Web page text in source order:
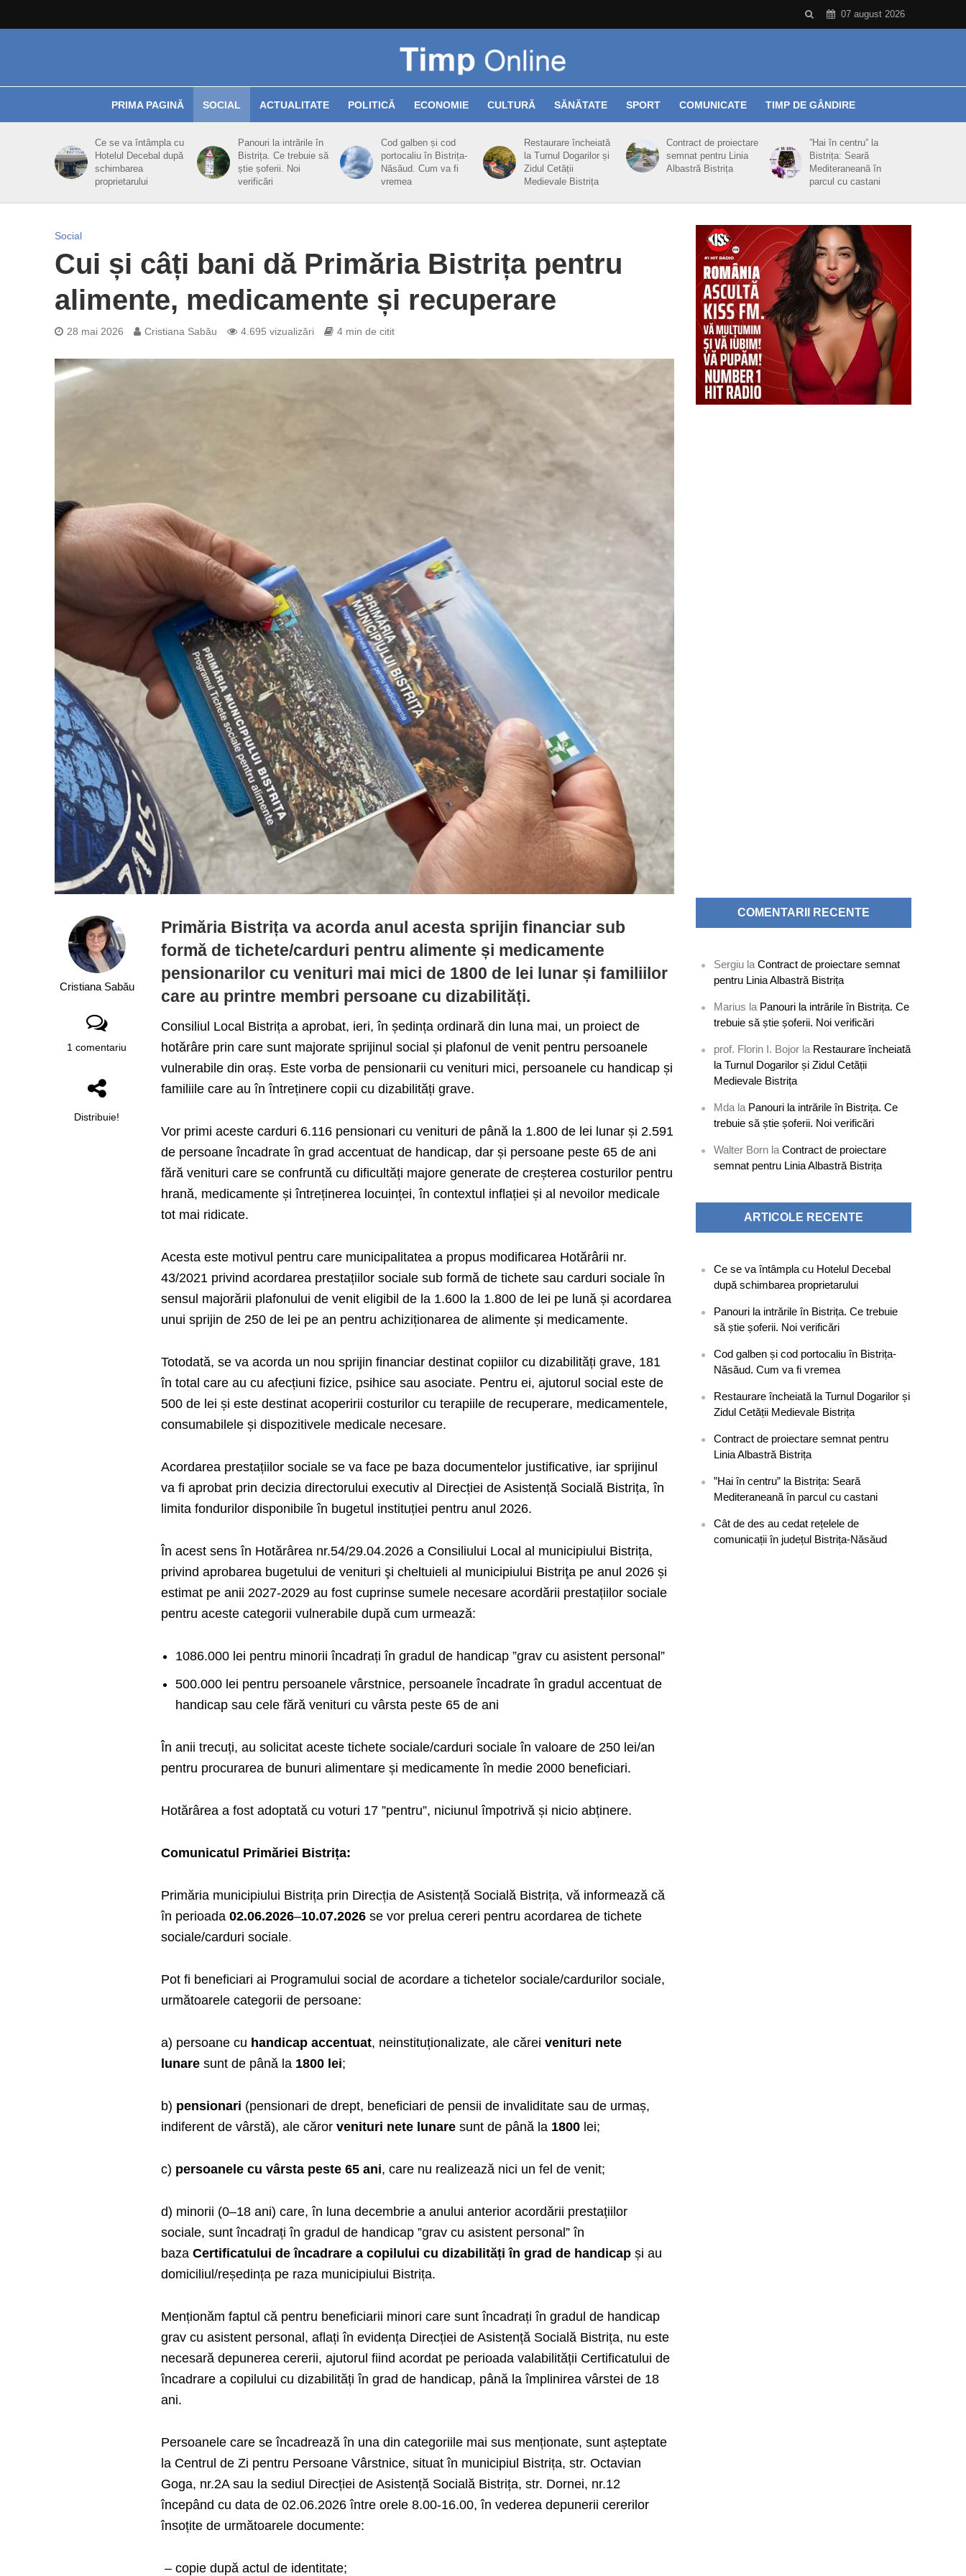
07 august 2026
PRIMA PAGINĂ SOCIAL ACTUALITATE POLITICĂ ECONOMIE CULTURĂ SĂNĂTATE SPORT COMUNICATE TIMP DE GÂNDIRE
Ce se va întâmpla cu
Hotelul Decebal după
schimbarea
proprietarului
Panouri la intrările în
Bistrița. Ce trebuie să
știe șoferii. Noi
verificări
Cod galben și cod
portocaliu în Bistrița-
Năsăud. Cum va fi
vremea
Restaurare încheiată
la Turnul Dogarilor și
Zidul Cetății
Medievale Bistrița
Contract de proiectare
semnat pentru Linia
Albastră Bistrița
”Hai în centru” la
Bistrița: Seară
Mediteraneană în
parcul cu castani
Social
Cui și câți bani dă Primăria Bistrița pentru
alimente, medicamente și recuperare
28 mai 2026 Cristiana Sabău 4.695 vizualizări 4 min de citit
Cristiana Sabău
1 comentariu
Distribuie!
Primăria Bistrița va acorda anul acesta sprijin financiar sub
formă de tichete/carduri pentru alimente și medicamente
pensionarilor cu venituri mai mici de 1800 de lei lunar și familiilor
care au printre membri persoane cu dizabilități.
Consiliul Local Bistrița a aprobat, ieri, în ședința ordinară din luna mai, un proiect de
hotărâre prin care sunt majorate sprijinul social și plafonul de venit pentru persoanele
vulnerabile din oraș. Este vorba de pensionarii cu venituri mici, persoanele cu handicap și
familiile care au în întreținere copii cu dizabilități grave.
Vor primi aceste carduri 6.116 pensionari cu venituri de până la 1.800 de lei lunar și 2.591
de persoane încadrate în grad accentuat de handicap, dar și persoane peste 65 de ani
fără venituri care se confruntă cu dificultăți majore generate de creșterea costurilor pentru
hrană, medicamente și întreținerea locuinței, în contextul inflației și al nevoilor medicale
tot mai ridicate.
Acesta este motivul pentru care municipalitatea a propus modificarea Hotărârii nr.
43/2021 privind acordarea prestațiilor sociale sub formă de tichete sau carduri sociale în
sensul majorării plafonului de venit eligibil de la 1.600 la 1.800 de lei pe lună și acordarea
unui sprijin de 250 de lei pe an pentru achiziționarea de alimente și medicamente.
Totodată, se va acorda un nou sprijin financiar destinat copiilor cu dizabilități grave, 181
în total care au cu afecțiuni fizice, psihice sau asociate. Pentru ei, ajutorul social este de
500 de lei și este destinat acoperirii costurilor cu terapiile de recuperare, medicamentele,
consumabilele și dispozitivele medicale necesare.
Acordarea prestațiilor sociale se va face pe baza documentelor justificative, iar sprijinul
va fi aprobat prin decizia directorului executiv al Direcției de Asistență Socială Bistrița, în
limita fondurilor disponibile în bugetul instituției pentru anul 2026.
În acest sens în Hotărârea nr.54/29.04.2026 a Consiliului Local al municipiului Bistrița,
privind aprobarea bugetului de venituri şi cheltuieli al municipiului Bistriţa pe anul 2026 și
estimat pe anii 2027-2029 au fost cuprinse sumele necesare acordării prestațiilor sociale
pentru aceste categorii vulnerabile după cum urmează:
1086.000 lei pentru minorii încadrați în gradul de handicap ”grav cu asistent personal”
500.000 lei pentru persoanele vârstnice, persoanele încadrate în gradul accentuat de
handicap sau cele fără venituri cu vârsta peste 65 de ani
În anii trecuți, au solicitat aceste tichete sociale/carduri sociale în valoare de 250 lei/an
pentru procurarea de bunuri alimentare și medicamente în medie 2000 beneficiari.
Hotărârea a fost adoptată cu voturi 17 ”pentru”, niciunul împotrivă și nicio abținere.
Comunicatul Primăriei Bistrița:
Primăria municipiului Bistrița prin Direcția de Asistență Socială Bistrița, vă informează că
în perioada02.06.2026–10.07.2026 se vor prelua cereri pentru acordarea de tichete
sociale/carduri sociale.
Pot fi beneficiari ai Programului social de acordare a tichetelor sociale/cardurilor sociale,
următoarele categorii de persoane:
a) persoane cu handicap accentuat, neinstituționalizate, ale căreivenituri nete
lunare sunt de până la 1800 lei;
b) pensionari (pensionari de drept, beneficiari de pensii de invaliditate sau de urmaș,
indiferent de vârstă), ale cărorvenituri nete lunare sunt de până la 1800 lei;
c) persoanele cu vârsta peste 65 ani, care nu realizează nici un fel de venit;
d) minorii (0–18 ani) care, în luna decembrie a anului anterior acordării prestațiilor
sociale, sunt încadrați în gradul de handicap ”grav cu asistent personal” în
bazaCertificatului de încadrare a copilului cu dizabilități în grad de handicap și au
domiciliul/reședința pe raza municipiului Bistrița.
Menționăm faptul că pentru beneficiarii minori care sunt încadrați în gradul de handicap
grav cu asistent personal, aflați în evidența Direcției de Asistență Socială Bistrița, nu este
necesară depunerea cererii, ajutorul fiind acordat pe perioada valabilității Certificatului de
încadrare a copilului cu dizabilități în grad de handicap, până la împlinirea vârstei de 18
ani.
Persoanele care se încadrează în una din categoriile mai sus menționate, sunt așteptate
la Centrul de Zi pentru Persoane Vârstnice, situat în municipiul Bistrița, str. Octavian
Goga, nr.2A sau la sediul Direcției de Asistență Socială Bistrița, str. Dornei, nr.12
începând cu data de 02.06.2026 între orele 8.00-16.00, în vederea depunerii cererilor
însoțite de următoarele documente:
– copie după actul de identitate;
COMENTARII RECENTE
Sergiu laContract de proiectare semnat
pentru Linia Albastră Bistrița
Marius la Panouri la intrările în Bistrița. Ce
trebuie să știe șoferii. Noi verificări
prof. Florin I. Bojor la Restaurare încheiată
la Turnul Dogarilor și Zidul Cetății
Medievale Bistrița
Mda la Panouri la intrările în Bistrița. Ce
trebuie să știe șoferii. Noi verificări
Walter Born laContract de proiectare
semnat pentru Linia Albastră Bistrița
ARTICOLE RECENTE
Ce se va întâmpla cu Hotelul Decebal
după schimbarea proprietarului
Panouri la intrările în Bistrița. Ce trebuie
să știe șoferii. Noi verificări
Cod galben și cod portocaliu în Bistrița-
Năsăud. Cum va fi vremea
Restaurare încheiată la Turnul Dogarilor și
Zidul Cetății Medievale Bistrița
Contract de proiectare semnat pentru
Linia Albastră Bistrița
”Hai în centru” la Bistrița: Seară
Mediteraneană în parcul cu castani
Cât de des au cedat rețelele de
comunicații în județul Bistrița-Năsăud